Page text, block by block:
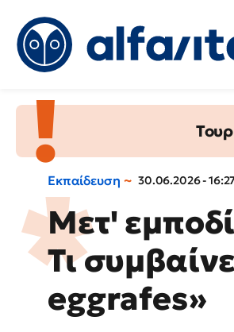
Εκπαίδευση 30.06.2026 -
Μετ'
Τι
eggrafes»